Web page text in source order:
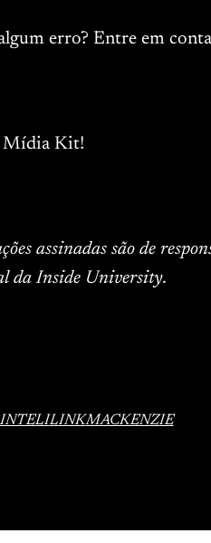
erro? Entre em
Mídia Kit!
assinadas são de
da Inside University.
INTELILINKMACKENZIE